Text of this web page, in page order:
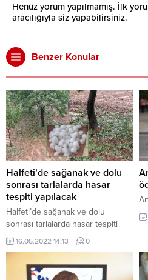
Henüz yorum yapılmamış. İlk
aracılığıyla siz yapabilirsiniz.
Benzer Konular
Halfeti’de sağanak ve dolu
sonrası tarlalarda hasar
tespiti yapılacak
Halfeti’de sağanak ve dolu
sonrası tarlalarda hasar tespiti
yapılacak
16.05.2022 14:13 0